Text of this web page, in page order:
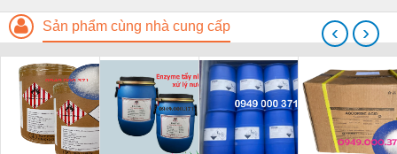
Sản phẩm cùng nhà cung cấp ‹ ›